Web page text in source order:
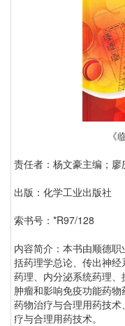
《
责任者：杨文豪主编；廖
出版：化学工业出版社
索书号：*R97/128
内容简介：本书由顺德
括药理学总论、传出神
药理、内分泌系统药理
肿瘤和影响免疫功能药
药物治疗与合理用药技
疗与合理用药技术。